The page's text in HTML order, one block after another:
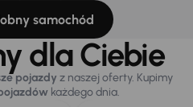
samochód
dla Ciebie
pojazdy z naszej oferty. Kupimy
każdego dnia.